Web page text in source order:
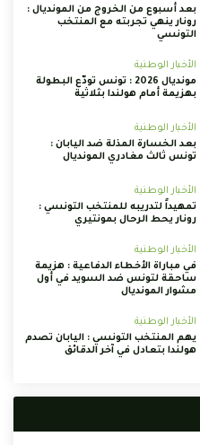
بعد أسبوع من الخروج من المونديال :
رونار ينهي تجربته مع المنتخب
التونسي
الأخبار الوطنية
مونديال 2026 : تونس تودّع البطولة
بهزيمة أمام هولندا بثلاثية
الأخبار الوطنية
بعد الخسارة المذلة ضد اليابان :
تونس ثالث مغادري المونديال
الأخبار الوطنية
تمهيداً لتدريبه للمنتخب التونسي :
رونار يحط الرحال بمونتيري
الأخبار الوطنية
في مباراة الأخطاء الدفاعية : هزيمة
ساحقة لتونس ضد السويد في أول
مشوار المونديال
الأخبار الوطنية
يهم المنتخب التونسي : اليابان تصدم
هولندا بتعادل في آخر الدقائق